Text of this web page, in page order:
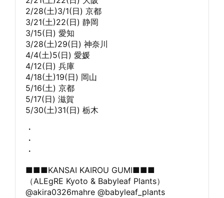
2/28(土)3/1(日) 京都
3/21(土)22(日) 静岡
3/15(日) 愛知
3/28(土)29(日) 神奈川
4/4(土)5(日) 愛媛
4/12(日) 兵庫
4/18(土)19(日) 岡山
5/16(土) 京都
5/17(日) 滋賀
5/30(土)31(日) 栃木
・
・
・
■■■KANSAI KAIROU GUMI■■■
（ALEgRE Kyoto & Babyleaf Plants）
@akira0326mahre @babyleaf_plants